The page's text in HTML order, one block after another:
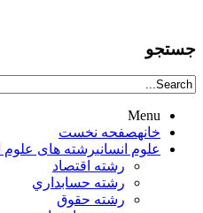
جستجو
Menu
خانهصفحه نخست
علوم انسانيرشته های علوم
رشته اقتصاد
رشته حسابداري
رشته حقوق